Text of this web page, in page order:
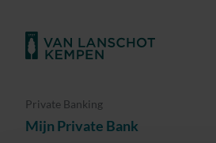
Private Banking
Mijn Private Bank